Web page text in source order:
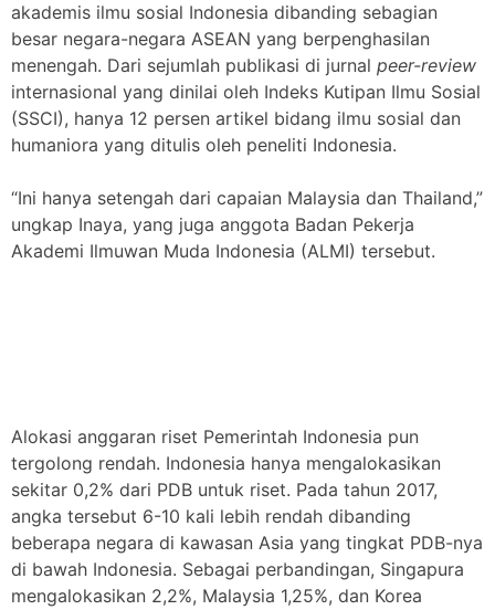
akademis ilmu sosial Indonesia dibanding sebagian
besar negara-negara ASEAN yang berpenghasilan
menengah. Dari sejumlah publikasi di jurnal peer-review
internasional yang dinilai oleh Indeks Kutipan Ilmu Sosial
(SSCI), hanya 12 persen artikel bidang ilmu sosial dan
humaniora yang ditulis oleh peneliti Indonesia.
“Ini hanya setengah dari capaian Malaysia dan Thailand,”
ungkap Inaya, yang juga anggota Badan Pekerja
Akademi Ilmuwan Muda Indonesia (ALMI) tersebut.
Alokasi anggaran riset Pemerintah Indonesia pun
tergolong rendah. Indonesia hanya mengalokasikan
sekitar 0,2% dari PDB untuk riset. Pada tahun 2017,
angka tersebut 6-10 kali lebih rendah dibanding
beberapa negara di kawasan Asia yang tingkat PDB-nya
di bawah Indonesia. Sebagai perbandingan, Singapura
mengalokasikan 2,2%, Malaysia 1,25%, dan Korea